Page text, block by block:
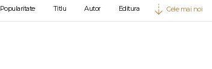
Popularitate Titlu Autor Editura Cele mai noi